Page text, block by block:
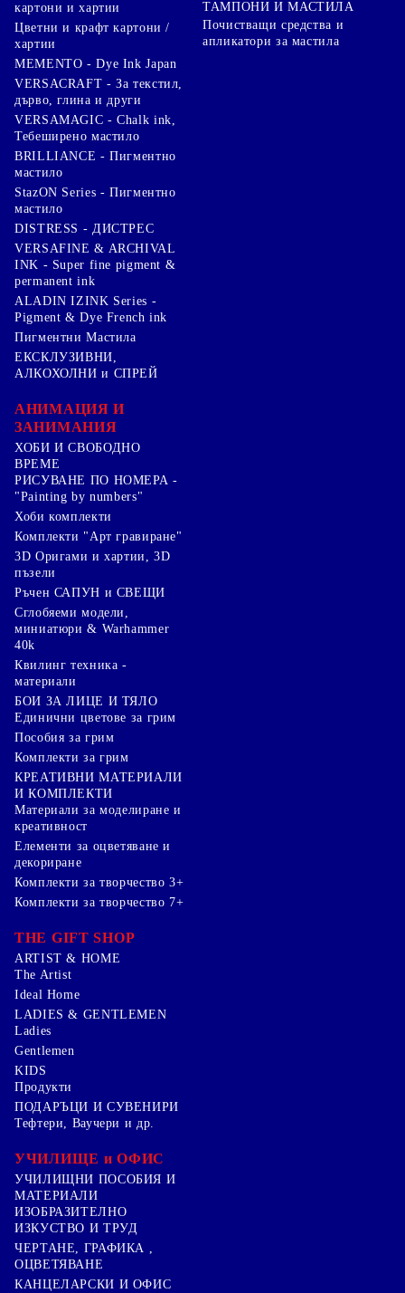
картони и хартии
Цветни и крафт картони /
хартии
ТАМПОНИ И МАСТИЛА
Почистващи средства и
апликатори за мастила
MEMENTO - Dye Ink Japan
VERSACRAFT - За текстил,
дърво, глина и други
VERSAMAGIC - Chalk ink,
Тебеширено мастило
BRILLIANCE - Пигментно
мастило
StazON Series - Пигментно
мастило
DISTRESS - ДИСТРЕС
VERSAFINE & ARCHIVAL
INK - Super fine pigment &
permanent ink
ALADIN IZINK Series -
Pigment & Dye French ink
Пигментни Мастила
ЕКСКЛУЗИВНИ,
АЛКОХОЛНИ и СПРЕЙ
АНИМАЦИЯ И
ЗАНИМАНИЯ
ХОБИ И СВОБОДНО
ВРЕМЕ
РИСУВАНЕ ПО НОМЕРА -
"Painting by numbers"
Хоби комплекти
Комплекти "Арт гравиране"
3D Оригами и хартии, 3D
пъзели
Ръчен САПУН и СВЕЩИ
Сглобяеми модели,
миниатюри & Warhammer
40k
Квилинг техника -
материали
БОИ ЗА ЛИЦЕ И ТЯЛО
Единични цветове за грим
Пособия за грим
Комплекти за грим
КРЕАТИВНИ МАТЕРИАЛИ
И КОМПЛЕКТИ
Mатериали за моделиране и
креативност
Елементи за оцветяване и
декориране
Комплекти за творчество 3+
Комплекти за творчество 7+
THE GIFT SHOP
ARTIST & HOME
The Artist
Ideal Home
LADIES & GENTLEMEN
Ladies
Gentlemen
KIDS
Продукти
ПОДАРЪЦИ И СУВЕНИРИ
Тефтери, Ваучери и др.
УЧИЛИЩЕ и ОФИС
УЧИЛИЩНИ ПОСОБИЯ И
МАТЕРИАЛИ
ИЗОБРАЗИТЕЛНО
ИЗКУСТВО И ТРУД
ЧЕРТАНЕ, ГРАФИКА ,
ОЦВЕТЯВАНЕ
КАНЦЕЛАРСКИ И ОФИС